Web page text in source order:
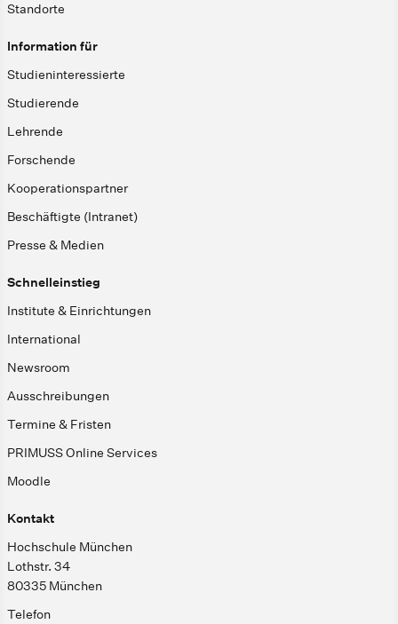
Standorte
Information für
Studieninteressierte
Studierende
Lehrende
Forschende
Kooperationspartner
Beschäftigte (Intranet)
Presse & Medien
Schnelleinstieg
Institute & Einrichtungen
International
Newsroom
Ausschreibungen
Termine & Fristen
PRIMUSS Online Services
Moodle
Kontakt
Hochschule München
Lothstr. 34
80335 München
Telefon